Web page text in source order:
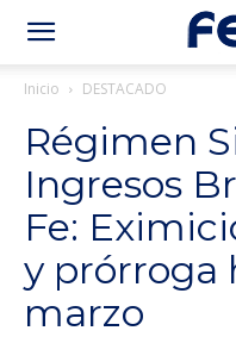
Inicio DESTACADO
Régimen
Ingresos
Fe:
y prórroga
marzo